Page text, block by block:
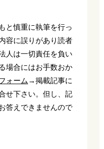
と慎重に執筆を行っ
容に誤りがあり読者
人は一切責任を負い
場合にはお手数おか
ォーム →掲載記事に
せ下さい。但し、記
答えできませんので